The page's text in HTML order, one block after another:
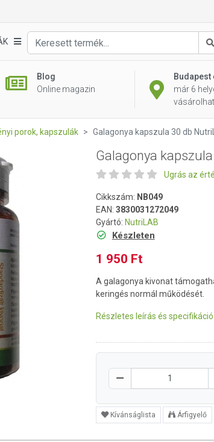
Blog
Online magazin
Budapest
már 6
vásárolhat
porok, kapszulák Galagonya kapszula 30 db
Galagonya
Ugrás az
Cikkszám: NB049
EAN: 3830031272049
Gyártó: NutriLAB
Készleten
1 950 Ft
A galagonya kivonat
keringés normál működését.
Részletes leírás és specifikáció
Kívánságlista Árfigyelő